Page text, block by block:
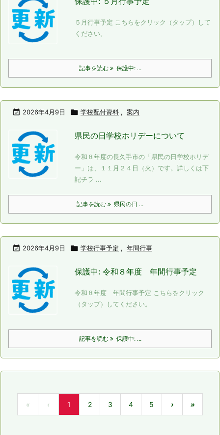
５月行事予定 こちらをクリック（タップ）して
ください。
記事を読む 保護中: ...
 2026年4月9日  学校配付資料 , 案内
県民の日学校ホリデーについて
令和８年度の長久手市の「県民の日学校ホリデ
ー」は、１１月２４日（火）です。詳しくは下
記チラ ...
記事を読む 県民の日 ...
 2026年4月9日  学校行事予定 , 年間行事
保護中: 令和８年度 年間行事予定
令和８年度 年間行事予定 こちらをクリック
（タップ）してください。
記事を読む 保護中: ...
« ‹ 1 2 3 4 5 › »